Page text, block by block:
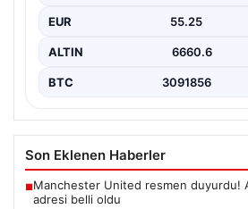
EUR 55.25
ALTIN 6660.6
BTC 3091856
Son Eklenen Haberler
■Manchester United resmen duyurdu!
adresi belli oldu